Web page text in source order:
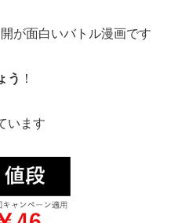
が面白いバトル漫画です
う ！
います